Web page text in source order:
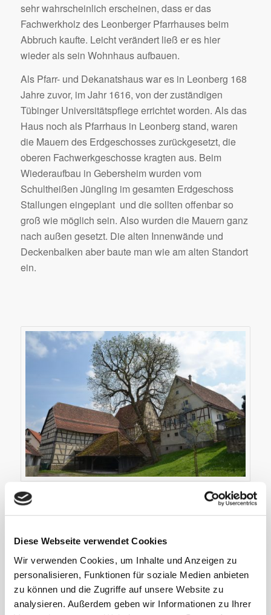
Diese Webseite verwendet Cookies
Wir verwenden Cookies, um Inhalte und Anzeigen zu
personalisieren, Funktionen für soziale Medien anbieten
zu können und die Zugriffe auf unsere Website zu
analysieren. Außerdem geben wir Informationen zu Ihrer
sehr wahrscheinlich erscheinen, dass er das
Fachwerkholz des Leonberger Pfarrhauses beim
Abbruch kaufte. Leicht verändert ließ er es hier
wieder als sein Wohnhaus aufbauen.
Als Pfarr- und Dekanatshaus war es in Leonberg 168
Jahre zuvor, im Jahr 1616, von der zuständigen
Tübinger Universitätspflege errichtet worden. Als das
Haus noch als Pfarrhaus in Leonberg stand, waren
die Mauern des Erdgeschosses zurückgesetzt, die
oberen Fachwerkgeschosse kragten aus. Beim
Wiederaufbau in Gebersheim wurden vom
Schultheißen Jüngling im gesamten Erdgeschoss
Stallungen eingeplant  und die sollten offenbar so
groß wie möglich sein. Also wurden die Mauern ganz
nach außen gesetzt. Die alten Innenwände und
Deckenbalken aber baute man wie am alten Standort
ein.
Das Gebersheimer Bauernhausmuseum wurde 1995
es die bäuerliche Vergangenheit des Strohgäus und
Geschichten aus dem Leben seiner ehemaligen
Bewohnerinnen und Bewohner. (Foto: Stadtmuseum
Leonberg)